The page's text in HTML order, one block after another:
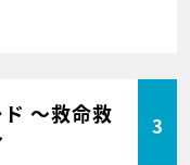
～救命救
3